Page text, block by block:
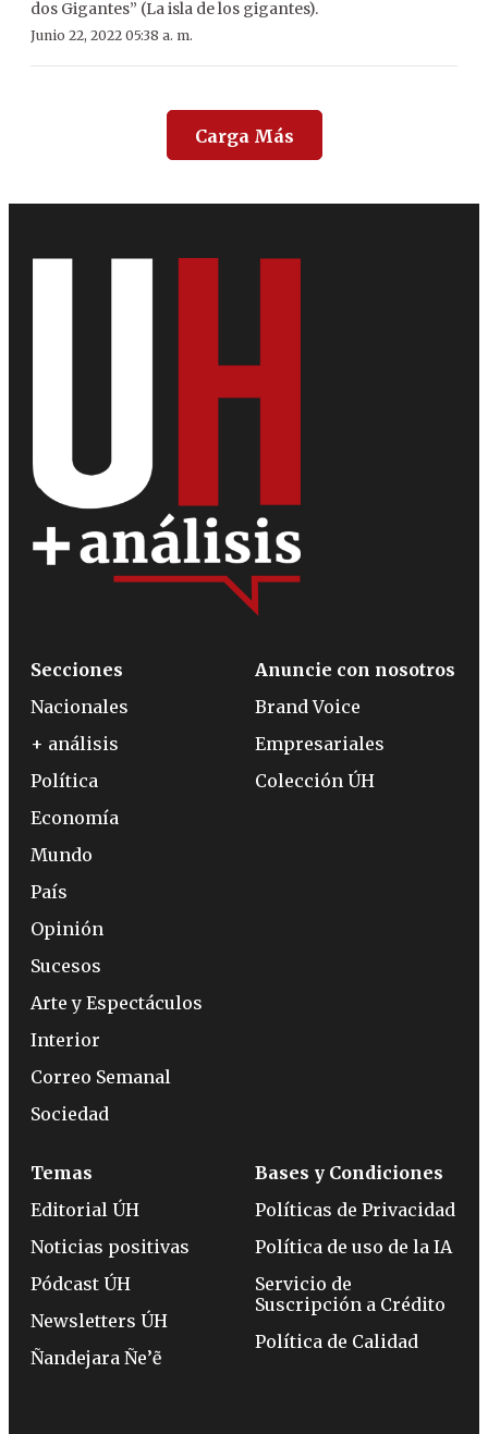
dos Gigantes” (La isla de los gigantes).
Junio 22, 2022 05:38 a. m.
Carga Más
Secciones
Nacionales
+ análisis
Política
Economía
Mundo
País
Opinión
Sucesos
Arte y Espectáculos
Interior
Correo Semanal
Sociedad
Anuncie con nosotros
Brand Voice
Empresariales
Colección ÚH
Temas
Editorial ÚH
Noticias positivas
Pódcast ÚH
Newsletters ÚH
Ñandejara Ñe’ẽ
Bases y Condiciones
Políticas de Privacidad
Política de uso de la IA
Servicio de
Suscripción a Crédito
Política de Calidad